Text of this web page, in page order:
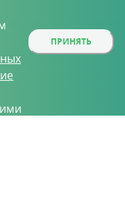
ПРИНЯТЬ